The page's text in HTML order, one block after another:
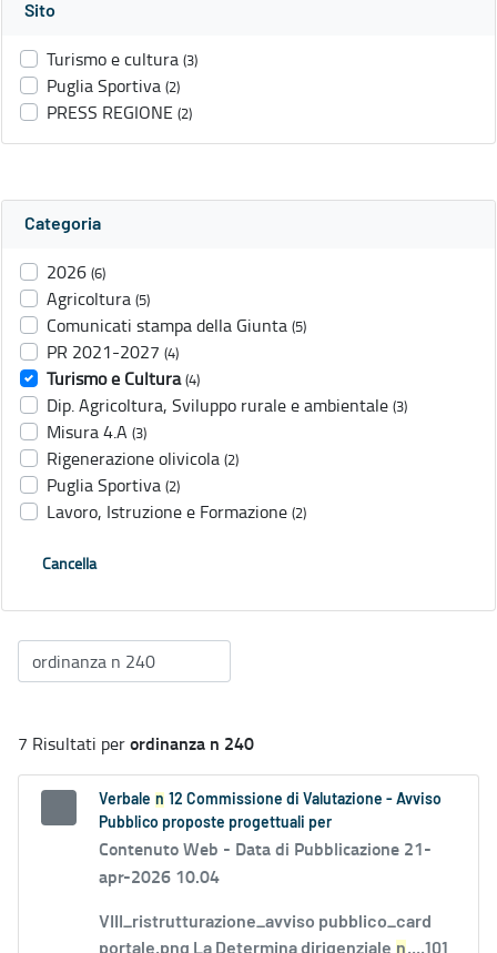
Sito
Turismo e cultura (3)
Puglia Sportiva (2)
PRESS REGIONE (2)
Categoria
2026 (6)
Agricoltura (5)
Comunicati stampa della Giunta (5)
PR 2021-2027 (4)
Turismo e Cultura (4)
Dip. Agricoltura, Sviluppo rurale e ambientale (3)
Misura 4.A (3)
Rigenerazione olivicola (2)
Puglia Sportiva (2)
Lavoro, Istruzione e Formazione (2)
Cancella
7 Risultati perordinanza n 240
Verbale n 12 Commissione di Valutazione - Avviso
Pubblico proposte progettuali per
Contenuto Web - Data di Pubblicazione 21-
apr-2026 10.04
VIII_ristrutturazione_avviso pubblico_card
portale.png La Determina dirigenziale n....101